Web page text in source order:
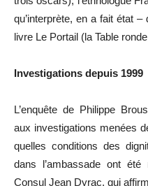
qu’interprète, en a fait état
livre Le Portail (la Table
Investigations depuis 1999
L’enquête de Philippe
aux investigations menées
quelles conditions des
dans l’ambassade ont
Consul Jean Dyrac, qui